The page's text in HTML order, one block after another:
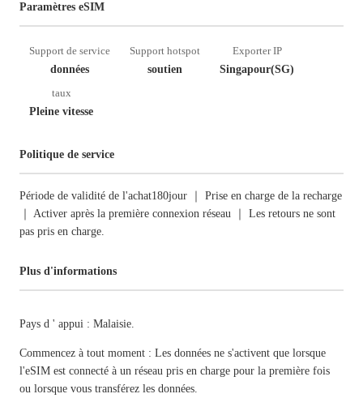
Paramètres eSIM
Support de service
données
Support hotspot
soutien
Exporter IP
Singapour(SG)
taux
Pleine vitesse
Politique de service
Période de validité de l'achat180jour ｜ Prise en charge de la recharge
｜ Activer après la première connexion réseau ｜ Les retours ne sont
pas pris en charge.
Plus d'informations
Pays d ' appui : Malaisie.
Commencez à tout moment : Les données ne s'activent que lorsque
l'eSIM est connecté à un réseau pris en charge pour la première fois
ou lorsque vous transférez les données.